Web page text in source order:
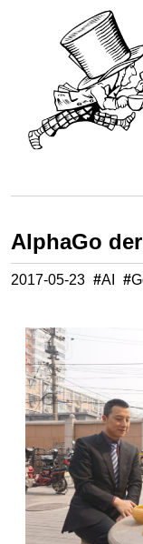
AlphaGo
2017-05-23 #AI #